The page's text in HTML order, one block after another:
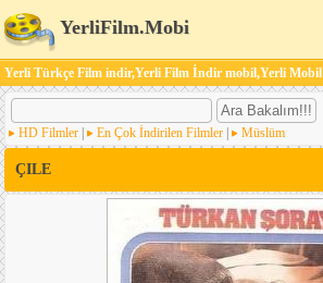
YerliFilm.Mobi
Yerli Türkçe Film indir,Yerli Film İndir mobil,Yerli Mobil
HD Filmler En Çok İndirilen Filmler Müslüm
ÇILE